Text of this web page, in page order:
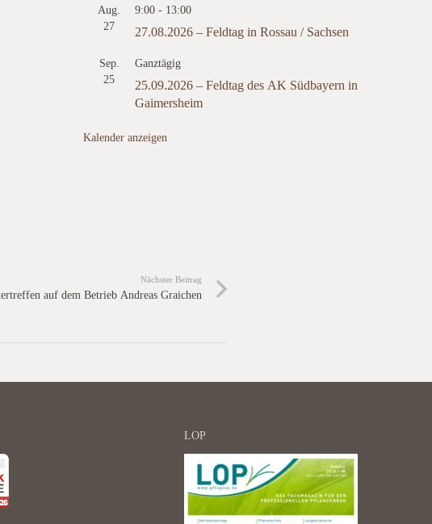
Aug.
27
9:00 - 13:00
27.08.2026 – Feldtag in Rossau / Sachsen
Sep.
25
Ganztägig
25.09.2026 – Feldtag des AK Südbayern in
Gaimersheim
Kalender anzeigen
Nächster Beitrag
auf dem Betrieb Andreas Graichen
LOP